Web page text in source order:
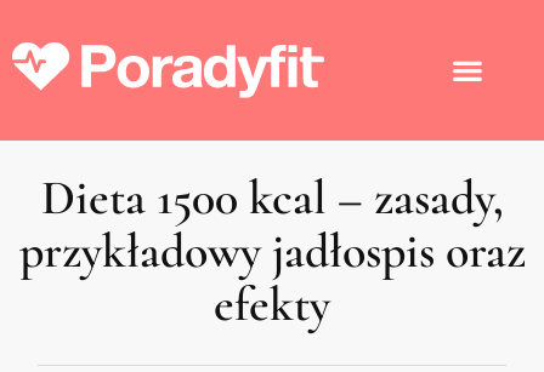
Dieta 1500 kcal – zasady,
przykładowy jadłospis oraz
efekty